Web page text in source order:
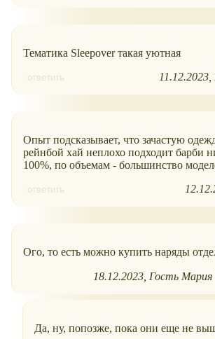
Тематика Sleepover такая уютная
ответить 11.12.2023
Опыт подсказывает, что зачастую
рейнбой хай неплохо подходит барби
100%, по объемам - большинство
ответить
Ого, то есть можно купить наряды
18.12.2023 Гость
Да, ну, попозже, пока они еще не